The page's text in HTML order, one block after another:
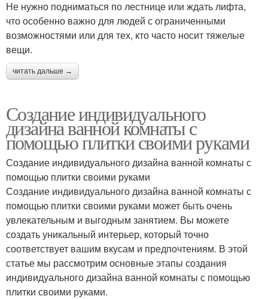
Не нужно подниматься по лестнице или ждать лифта,
что особенно важно для людей с ограниченными
возможностями или для тех, кто часто носит тяжелые
вещи.
читать дальше →
Создание индивидуального
дизайна ванной комнаты с
помощью плитки своими руками
Создание индивидуального дизайна ванной комнаты с
помощью плитки своими руками
Создание индивидуального дизайна ванной комнаты с
помощью плитки своими руками может быть очень
увлекательным и выгодным занятием. Вы можете
создать уникальный интерьер, который точно
соответствует вашим вкусам и предпочтениям. В этой
статье мы рассмотрим основные этапы создания
индивидуального дизайна ванной комнаты с помощью
плитки своими руками.